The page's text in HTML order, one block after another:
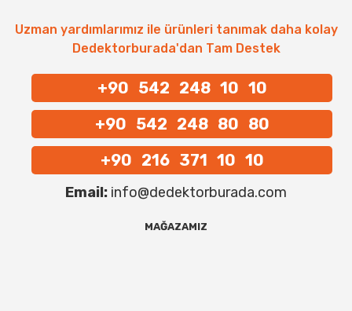
Uzman yardımlarımız ile ürünleri tanımak daha kolay
Dedektorburada'dan Tam Destek
+90 542 248 10 10
+90 542 248 80 80
+90 216 371 10 10
Email: info@dedektorburada.com
MAĞAZAMIZ